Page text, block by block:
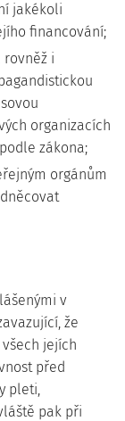
jakékoli
financování;
rovněž i
organizacích
zákona;
orgánům
v
že
jejích
před
pleti,
pak při